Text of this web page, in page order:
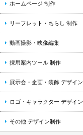
ホームページ 制作
リーフレット・ちらし 制作
動画撮影・映像編集
採用案内ツール 制作
展示会・企画・装飾 デザイン
ロゴ・キャラクター デザイン
その他 デザイン制作